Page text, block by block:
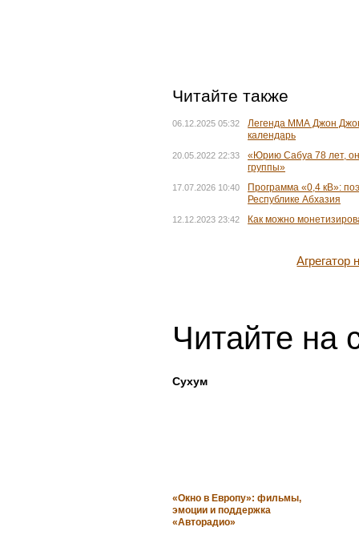
Читайте также
06.12.2025 05:32
Легенда ММА Джон
календарь
20.05.2022 22:33
«Юрию Сабуа 78 лет,
группы»
17.07.2026 10:40
Программа «0,4 кВ»:
Республике Абхазия
12.12.2023 23:42 Как можно
Читайте на
Сухум
«Окно в Европу»: фильмы,
эмоции и поддержка
«Авторадио»